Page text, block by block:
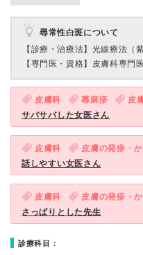
尋常性白斑について
【診療・治療法】 光線療法（
【専門医・資格】 皮膚科専門医
皮膚科 蕁麻疹 皮
サバサバした女医さん
皮膚科 皮膚の発疹・
話しやすい女医さん
皮膚科 皮膚の発疹・
さっぱりとした先生
診療科目：